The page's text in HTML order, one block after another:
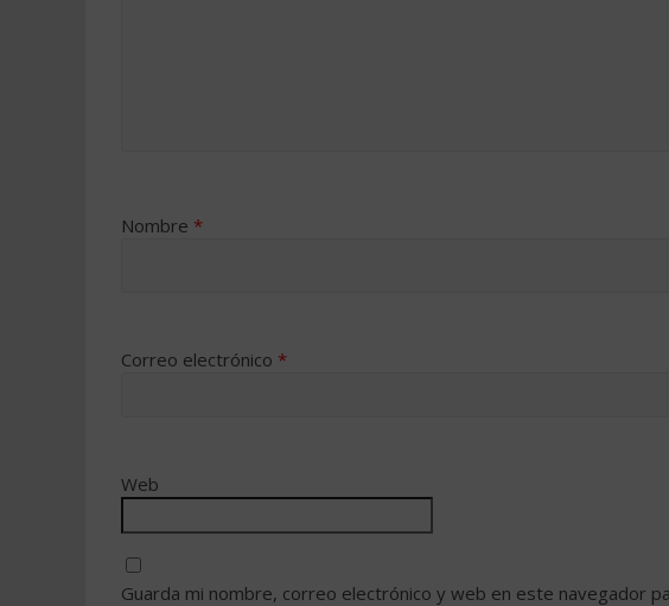
Nombre *
Correo electrónico *
Web
Guarda mi nombre, correo electrónico y web en este navegador